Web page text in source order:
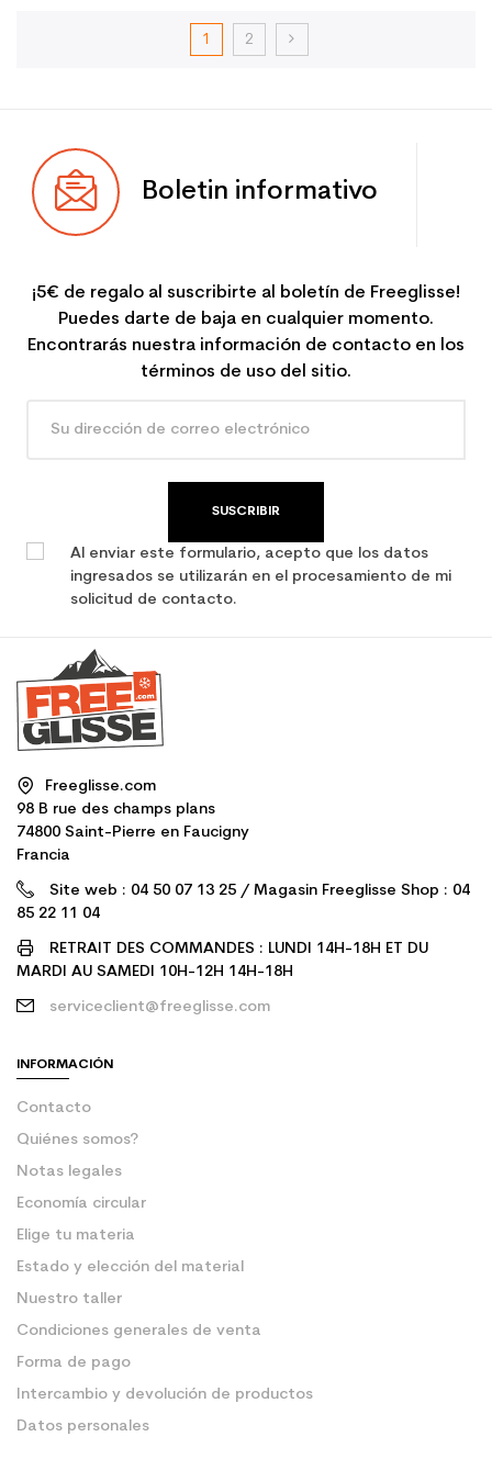
1 2
Boletin informativo
¡5€ de regalo al suscribirte al boletín de Freeglisse!
Puedes darte de baja en cualquier momento.
Encontrarás nuestra información de contacto en los
términos de uso del sitio.
SUSCRIBIR
Al enviar este formulario, acepto que los datos
ingresados se utilizarán en el procesamiento de mi
solicitud de contacto.
Freeglisse.com
98 B rue des champs plans
74800 Saint-Pierre en Faucigny
Francia
Site web : 04 50 07 13 25 / Magasin Freeglisse Shop : 04
85 22 11 04
RETRAIT DES COMMANDES : LUNDI 14H-18H ET DU
MARDI AU SAMEDI 10H-12H 14H-18H
serviceclient@freeglisse.com
INFORMACIÓN
Contacto
Quiénes somos?
Notas legales
Economía circular
Elige tu materia
Estado y elección del material
Nuestro taller
Condiciones generales de venta
Forma de pago
Intercambio y devolución de productos
Datos personales